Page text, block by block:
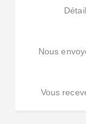
Nous
Vous